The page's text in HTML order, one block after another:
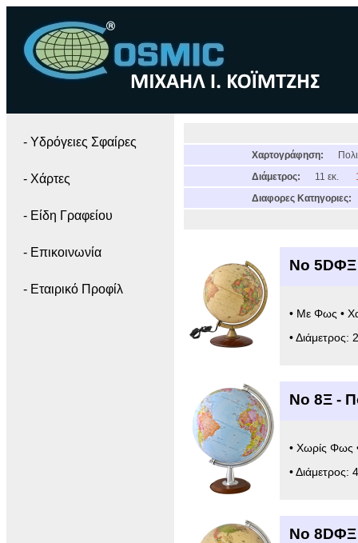
- Yδρόγειες Σφαίρες
- Χάρτες
- Είδη Γραφείου
- Επικοινωνία
- Εταιρικό Προφίλ
Χαρτογράφηση:
Διάμετρος:
11 εκ.
Διαφορες Κατηγοριες:
Νο
• Με Φως •
•
Νο 8Ξ -
• Χωρίς Φως
•
Νο